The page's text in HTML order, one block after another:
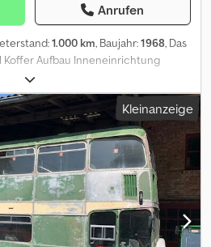
Anrufen
1.000 km, Baujahr:1968, Das
Koffer Aufbau Inneneinrichtung
für die Flugleiter kann ausgefahren
Lange Antenne kann
vorhanden etc. Nur 2 Stück inKleinanzeige